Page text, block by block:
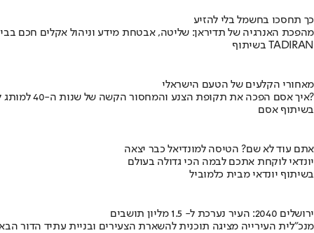
כך תחסכו בחשמל בלי להזיע
מהפכת האנרגיה של תדיראן: שליטה, אבטחת מידע וניהול אקלים חכם
בשיתוף TADIRAN
מאחורי הקלעים של הטעם הישראלי
איך אסם הפכה את תקופת הצנע והמחסור הקשה של שנות ה-40 למותג לאומי?
בשיתוף אסם
אתם עוד לא שם? הטיסה למונדיאל כבר יצאה
יונדאי לוקחת אתכם לבמה הכי גדולה בעולם
בשיתוף יונדאי מבית כלמוביל
ירושלים 2040: העיר נערכת ל- 1.5 מליון תושבים
מנכ"לית העירייה מציגה תוכנית להשארת הצעירים ובניית עתיד הדור